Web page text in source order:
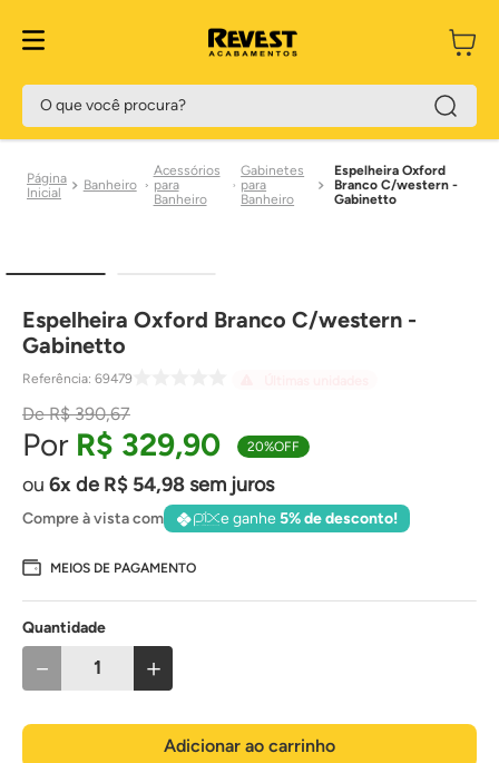
O que você procura?
Banheiro
Acessórios
para
Banheiro
Gabinetes
para
Banheiro
Espelheira Oxford
Branco C/western -
Gabinetto
Espelheira Oxford Branco C/western -
Gabinetto
Referência: 69479
R$ 390,67
R$ 329,90 20%OFF
6 de R$ 54,98sem juros
Compre à vista com e ganhe5% de desconto!
MEIOS DE PAGAMENTO
Quantidade
＋
－
Adicionar ao carrinho